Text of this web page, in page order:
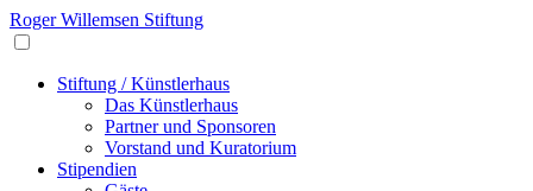
Roger Willemsen Stiftung
Stiftung / Künstlerhaus
Das Künstlerhaus
Partner und Sponsoren
Vorstand und Kuratorium
Stipendien